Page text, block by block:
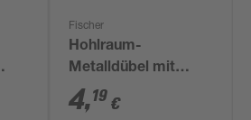
Fischer
Hohlraum-
Metalldübel mit
Schrauben 'HM SK'
Ø 5 x 52 mm, 8-teilig
4,19 €